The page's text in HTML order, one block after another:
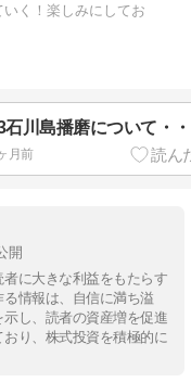
く！楽しみにしてお
石川島播磨について・
月前
開
に大きな利益をもたらす
情報は、自信に満ち溢
し、読者の資産増を促進
り、株式投資を積極的に